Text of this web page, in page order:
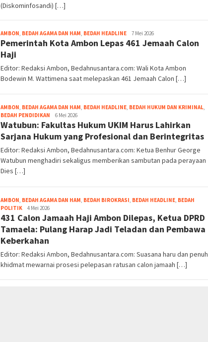
(Diskominfosandi) […]
AMBON BEDAH AGAMA DAN HAM BEDAH HEADLINEGrace
Pello
7 Mei 2026
Pemerintah Kota Ambon Lepas 461 Jemaah Calon
Haji
Editor: Redaksi Ambon, Bedahnusantara.com: Wali Kota Ambon
Bodewin M. Wattimena saat melepaskan 461 Jemaah Calon […]
AMBON, BEDAH AGAMA DAN HAM, BEDAH HEADLINE, BEDAH HUKUM DAN KRIMINAL,
BEDAH PENDIDIKAN Grace
Pello
6 Mei 2026
Watubun: Fakultas Hukum UKIM Harus Lahirkan
Sarjana Hukum yang Profesional dan Berintegritas
Editor: Redaksi Ambon, Bedahnusantara.com: Ketua Benhur George
Watubun menghadiri sekaligus memberikan sambutan pada perayaan
Dies […]
AMBON, BEDAH AGAMA DAN HAM, BEDAH BIROKRASI, BEDAH HEADLINE, BEDAH
POLITIKGrace
Pello
4 Mei 2026
431 Calon Jamaah Haji Ambon Dilepas, Ketua DPRD
Tamaela: Pulang Harap Jadi Teladan dan Pembawa
Keberkahan
Editor: Redaksi Ambon, Bedahnusantara.com: Suasana haru dan penuh
khidmat mewarnai prosesi pelepasan ratusan calon jamaah […]